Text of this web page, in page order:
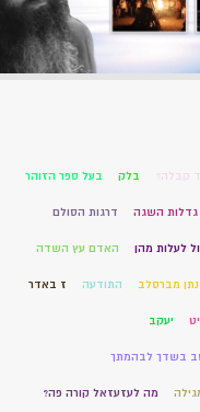
קבלה? בלק בעל ספר הזוהר
גדלות השגה דרגות הסולם
לעלות מהן האדם עץ השדה
נתן מברסלב התודעה ז באדר
יעקב
בשדך לבהמתך
מה לעזעזאל קורה פה?